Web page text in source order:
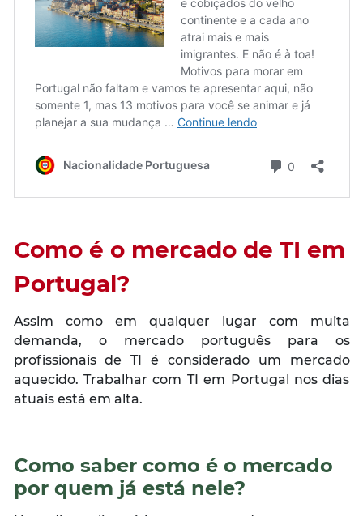
Como é o mercado de TI em
Portugal?
Assim como em qualquer lugar com muita
demanda, o mercado português para os
profissionais de TI é considerado um mercado
aquecido. Trabalhar com TI em Portugal nos dias
atuais está em alta.
Como saber como é o mercado
por quem já está nele?